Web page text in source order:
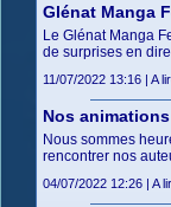
Glénat Manga
Le Glénat Manga
de surprises en
11/07/2022 13:16 | A
Nos
Nous sommes
rencontrer nos
04/07/2022 12:26 | A